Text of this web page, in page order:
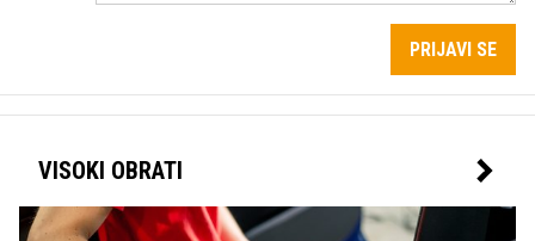
PRIJAVI SE
VISOKI OBRATI